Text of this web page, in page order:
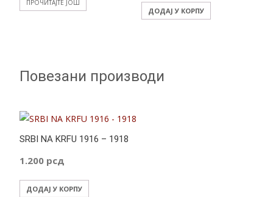
ПРОЧИТАЈТЕ ЈОШ
ДОДАЈ У КОРПУ
Повезани производи
SRBI NA KRFU 1916 – 1918
1.200 рсд
ДОДАЈ У КОРПУ